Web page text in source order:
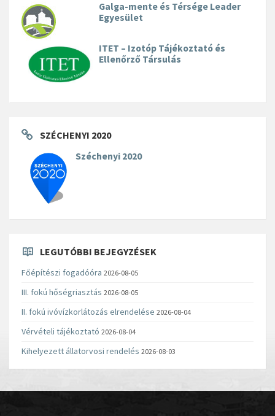
Galga-mente és Térsége Leader
Egyesület
ITET – Izotóp Tájékoztató és
Ellenőrző Társulás
SZÉCHENYI 2020
Széchenyi 2020
LEGUTÓBBI BEJEGYZÉSEK
Főépítészi fogadóóra 2026-08-05
III. fokú hőségriasztás 2026-08-05
II. fokú ivóvízkorlátozás elrendelése 2026-08-04
Vérvételi tájékoztató 2026-08-04
Kihelyezett állatorvosi rendelés 2026-08-03